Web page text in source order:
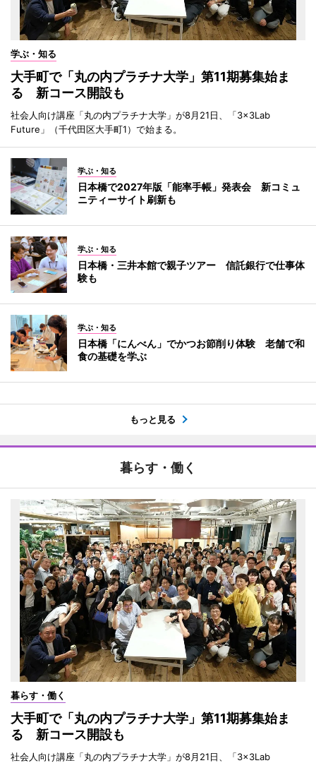
学ぶ・知る
大手町で「丸の内プラチナ大学」第11期募集始ま
る 新コース開設も
社会人向け講座「丸の内プラチナ大学」が8月21日、「3×3Lab
Future」（千代田区大手町1）で始まる。
学ぶ・知る
日本橋で2027年版「能率手帳」発表会 新コミュ
ニティーサイト刷新も
学ぶ・知る
日本橋・三井本館で親子ツアー 信託銀行で仕事体
験も
学ぶ・知る
日本橋「にんべん」でかつお節削り体験 老舗で和
食の基礎を学ぶ
もっと見る
暮らす・働く
暮らす・働く
大手町で「丸の内プラチナ大学」第11期募集始ま
る 新コース開設も
社会人向け講座「丸の内プラチナ大学」が8月21日、「3×3Lab